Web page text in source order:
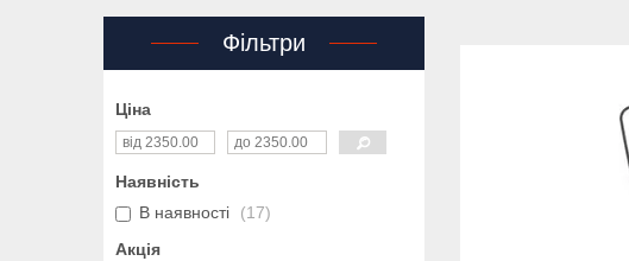
Фільтри
Ціна
Наявність
В наявності
17
Акція